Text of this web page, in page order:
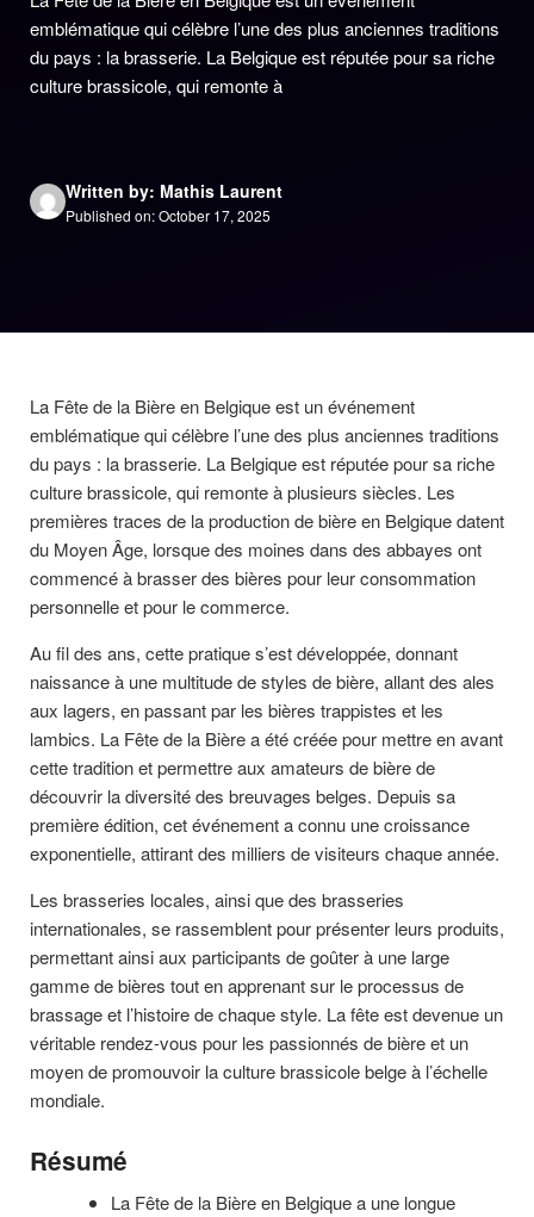
emblématique qui célèbre l’une des plus anciennes traditions
du pays : la brasserie. La Belgique est réputée pour sa riche
culture brassicole, qui remonte à
Written by: Mathis Laurent
Published on: October 17, 2025
La Fête de la Bière en Belgique est un événement
emblématique qui célèbre l’une des plus anciennes traditions
du pays : la brasserie. La Belgique est réputée pour sa riche
culture brassicole, qui remonte à plusieurs siècles. Les
premières traces de la production de bière en Belgique datent
du Moyen Âge, lorsque des moines dans des abbayes ont
commencé à brasser des bières pour leur consommation
personnelle et pour le commerce.
Au fil des ans, cette pratique s’est développée, donnant
naissance à une multitude de styles de bière, allant des ales
aux lagers, en passant par les bières trappistes et les
lambics. La Fête de la Bière a été créée pour mettre en avant
cette tradition et permettre aux amateurs de bière de
découvrir la diversité des breuvages belges. Depuis sa
première édition, cet événement a connu une croissance
exponentielle, attirant des milliers de visiteurs chaque année.
Les brasseries locales, ainsi que des brasseries
internationales, se rassemblent pour présenter leurs produits,
permettant ainsi aux participants de goûter à une large
gamme de bières tout en apprenant sur le processus de
brassage et l’histoire de chaque style. La fête est devenue un
véritable rendez-vous pour les passionnés de bière et un
moyen de promouvoir la culture brassicole belge à l’échelle
mondiale.
Résumé
La Fête de la Bière en Belgique a une longue